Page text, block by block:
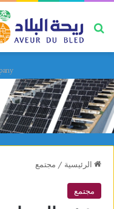
بحث عن
الرئيسية / مجتمع
مجتمع